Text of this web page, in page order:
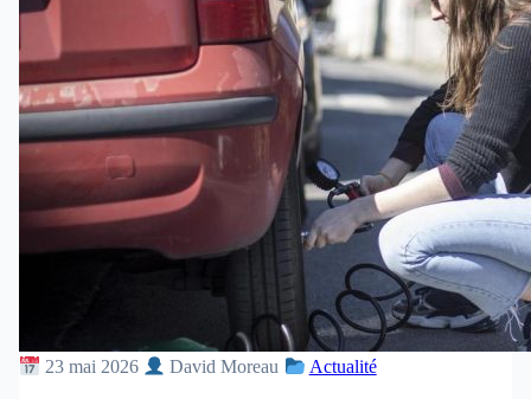
23 mai 2026 David Moreau Actualité